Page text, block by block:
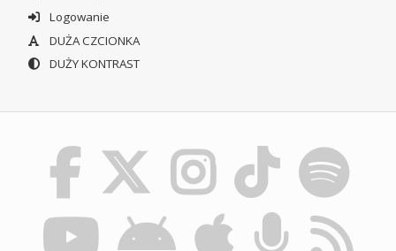
Logowanie
DUŻA CZCIONKA
DUŻY KONTRAST